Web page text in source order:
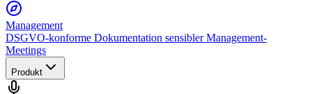
Management
DSGVO-konforme Dokumentation sensibler Management-
Meetings
Produkt